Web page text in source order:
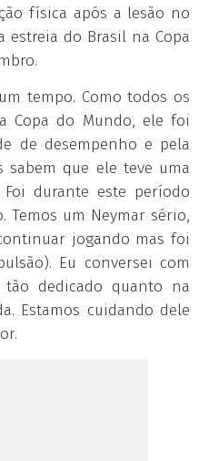
física após a lesão no
do Brasil na Copa
tempo. Como todos os
Copa do Mundo, ele foi
de desempenho e pela
sabem que ele teve uma
durante este período
Temos um Neymar sério,
jogando mas foi
Eu conversei com
dedicado quanto na
Estamos cuidando dele